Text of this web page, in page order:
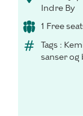
Indre By
1 Free
Tags :
sanser